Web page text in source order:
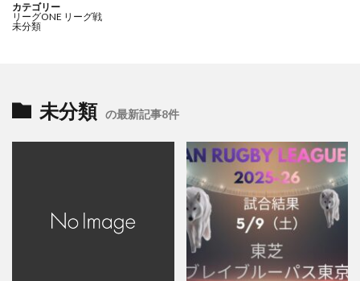
カテゴリー
リーグONE リーグ戦
未分類
未分類 の最新記事8件